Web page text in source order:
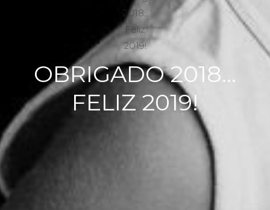
OBRIGADO 2018...
FELIZ 2019!